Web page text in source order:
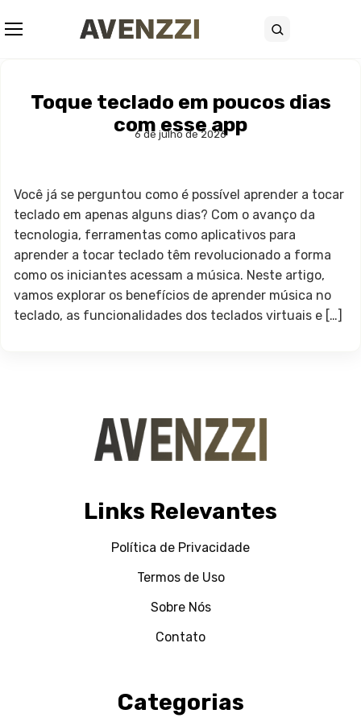
Buscar
Toque teclado em poucos dias
com esse app
6 de julho de 2026
Você já se perguntou como é possível aprender a tocar
teclado em apenas alguns dias? Com o avanço da
tecnologia, ferramentas como aplicativos para
aprender a tocar teclado têm revolucionado a forma
como os iniciantes acessam a música. Neste artigo,
vamos explorar os benefícios de aprender música no
teclado, as funcionalidades dos teclados virtuais e […]
Links Relevantes
Política de Privacidade
Termos de Uso
Sobre Nós
Contato
Categorias